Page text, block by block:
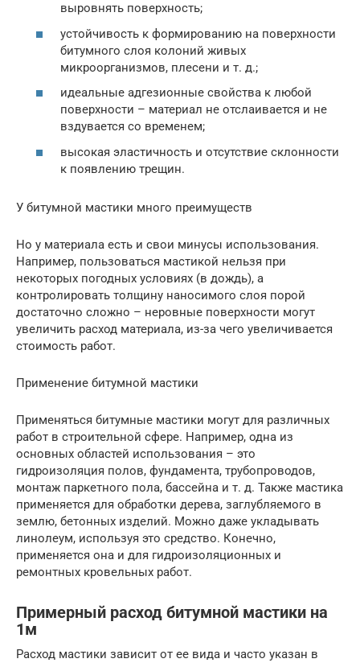
выровнять поверхность;
устойчивость к формированию на поверхности
битумного слоя колоний живых
микроорганизмов, плесени и т. д.;
идеальные адгезионные свойства к любой
поверхности – материал не отслаивается и не
вздувается со временем;
высокая эластичность и отсутствие склонности
к появлению трещин.
У битумной мастики много преимуществ
Но у материала есть и свои минусы использования.
Например, пользоваться мастикой нельзя при
некоторых погодных условиях (в дождь), а
контролировать толщину наносимого слоя порой
достаточно сложно – неровные поверхности могут
увеличить расход материала, из-за чего увеличивается
стоимость работ.
Применение битумной мастики
Применяться битумные мастики могут для различных
работ в строительной сфере. Например, одна из
основных областей использования – это
гидроизоляция полов, фундамента, трубопроводов,
монтаж паркетного пола, бассейна и т. д. Также мастика
применяется для обработки дерева, заглубляемого в
землю, бетонных изделий. Можно даже укладывать
линолеум, используя это средство. Конечно,
применяется она и для гидроизоляционных и
ремонтных кровельных работ.
Примерный расход битумной мастики на
1м
Расход мастики зависит от ее вида и часто указан в